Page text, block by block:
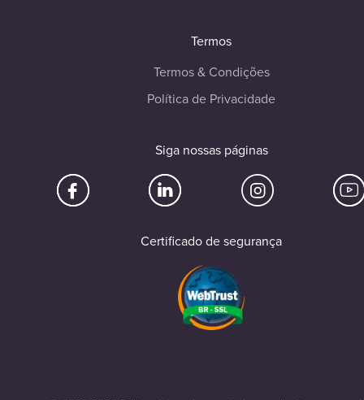
Termos
Termos & Condições
Política de Privacidade
Siga nossas páginas
Certificado de segurança